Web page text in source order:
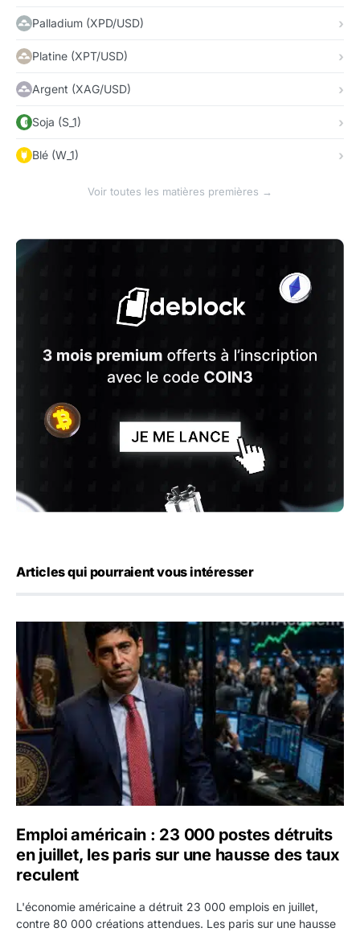
Palladium (XPD/USD)
Platine (XPT/USD)
Argent (XAG/USD)
Soja (S_1)
Blé (W_1)
Voir toutes les matières premières →
Articles qui pourraient vous intéresser
Emploi américain : 23 000 postes détruits en juillet, les
Emploi américain : 23 000 postes détruits
en juillet, les paris sur une hausse des taux
reculent
L'économie américaine a détruit 23 000 emplois en juillet,
contre 80 000 créations attendues. Les paris sur une hausse